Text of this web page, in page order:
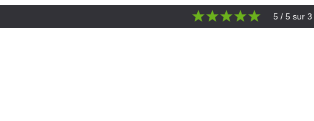
5 / 5 sur 3